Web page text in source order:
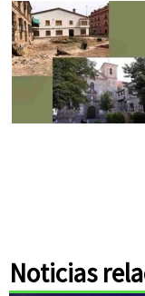
Noticias